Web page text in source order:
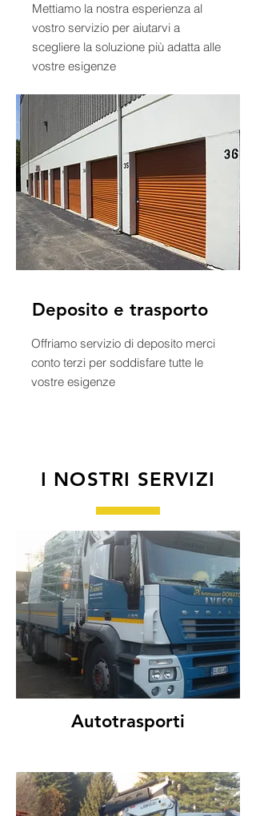
Mettiamo la nostra esperienza al
vostro servizio per aiutarvi a
scegliere la soluzione più adatta alle
vostre esigenze
Deposito e trasporto
Offriamo servizio di deposito merci
conto terzi per soddisfare tutte le
vostre esigenze
I NOSTRI SERVIZI
Autotrasporti